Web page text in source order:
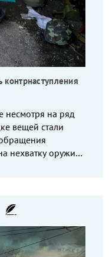
несмотря на ряд
вещей стали
нехватку оружия,